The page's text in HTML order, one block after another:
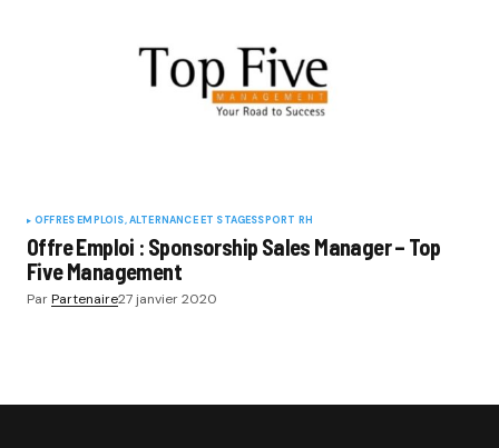
OFFRES EMPLOIS, ALTERNANCE ET STAGESSPORT RH
Offre Emploi : Sponsorship Sales Manager – Top
Five Management
ParPartenaire27 janvier 2020